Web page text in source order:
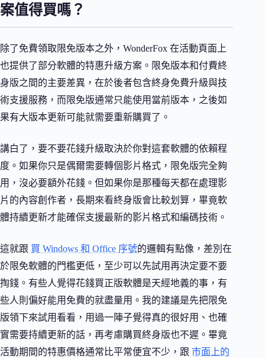
案值得買嗎？
除了免費領取限免版本之外，WonderFox 在活動頁面上
也提供了部分軟體的特惠升級方案。限免版本和付費終
身版之間的主要差異，在於後者包含終身免費升級與技
術支援服務，而限免版通常只能使用當前版本，之後如
果有大版本更新可能就需要重新購買了。
講白了，要不要花錢升級取決於你對這套軟體的依賴程
度。如果你只是偶爾需要轉個影片格式，限免版完全夠
用，沒必要額外花錢。但如果你是那種每天都在處理影
片的內容創作者，長期來看終身版會比較划算，畢竟軟
體持續更新才能確保支援最新的影片格式和編碼技術。
這就跟 買 Windows 和 Office 序號的邏輯有點像，差別在
於限免軟體的門檻更低，至少可以先試用再決定要不要
掏錢。有些人覺得花錢買正版軟體是天經地義的事，有
些人則偏好能用免費的就盡量用。我的建議是先把限免
版領下來試用看看，用過一陣子覺得真的很好用、也確
實需要持續更新的話，再考慮購買終身版也不遲。畢竟
活動期間的特惠價格通常比平常便宜不少，跟 市面上的